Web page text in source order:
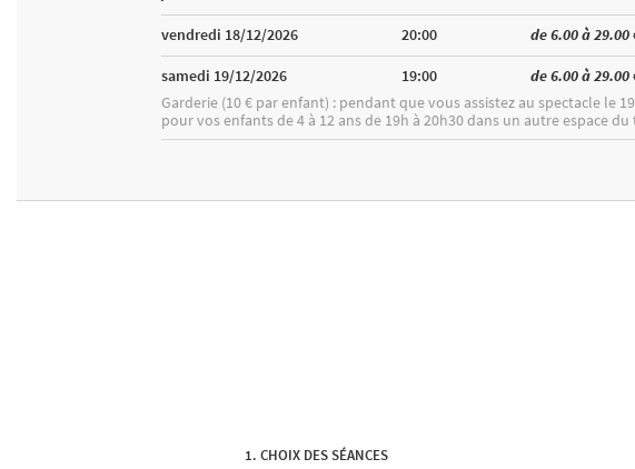
vendredi 18/12/2026 20:00 de 6.00 à 29.00
samedi 19/12/2026 19:00 de 6.00 à 29.00
Garderie (10 € par enfant) : pendant que vous assistez au spectacle le
pour vos enfants de 4 à 12 ans de 19h à 20h30 dans un autre espace
CHOIX DES SÉANCES